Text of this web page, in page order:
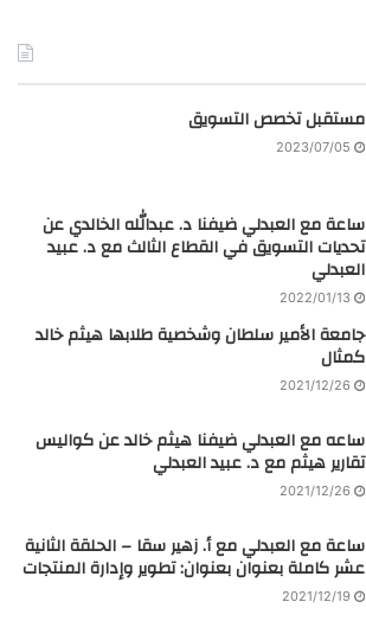
مستقبل تخصص التسويق
2023/07/05
ساعة مع العبدلي ضيفنا د. عبدالله الخالدي عن
تحديات التسويق في القطاع الثالث مع د. عبيد
العبدلي
2022/01/13
جامعة الأمير سلطان وشخصية طلابها هيثم خالد
كمثال
2021/12/26
ساعه مع العبدلي ضيفنا هيثم خالد عن كواليس
تقارير هيثم مع د. عبيد العبدلي
2021/12/26
ساعة مع العبدلي مع أ. زهير سقا – الحلقة الثانية
عشر كاملة بعنوان بعنوان: تطوير وإدارة المنتجات
2021/12/19